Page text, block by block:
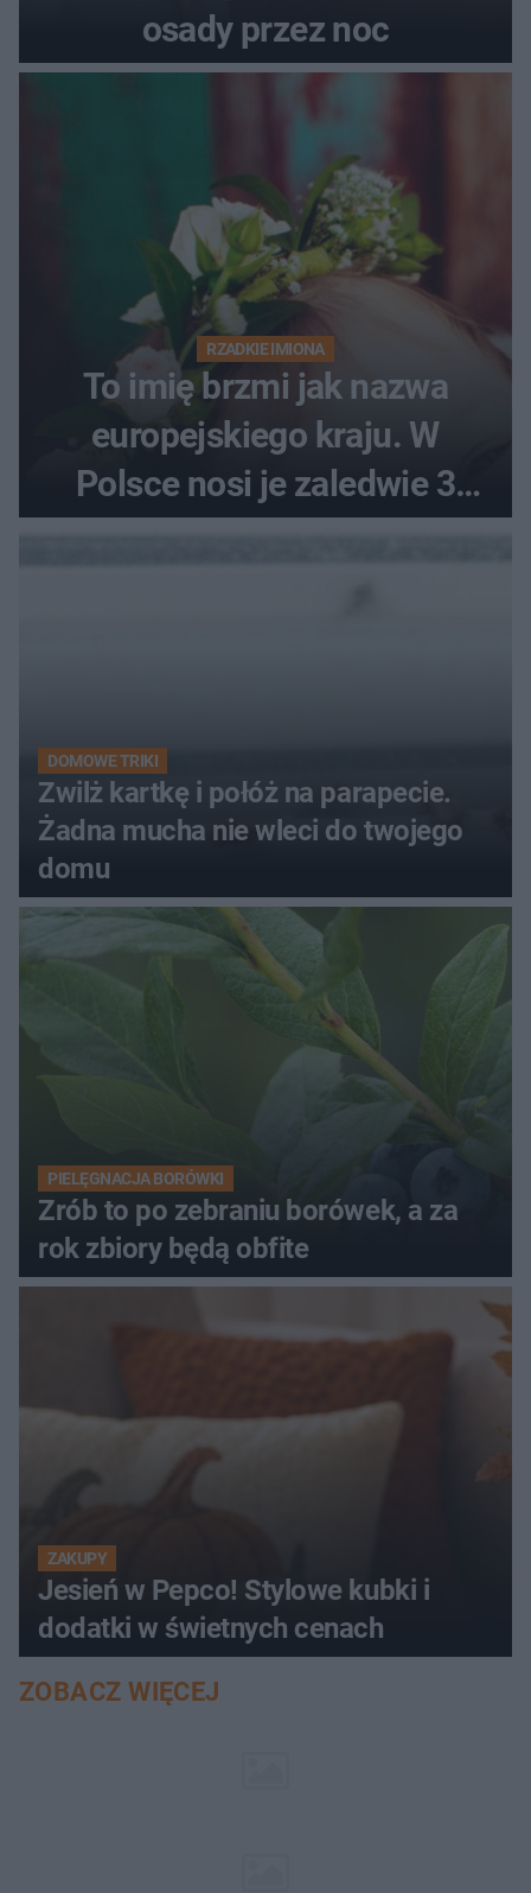
osady przez noc
RZADKIE IMIONA
To imię brzmi jak nazwa
europejskiego kraju. W
Polsce nosi je zaledwie 3
DOMOWE TRIKI
Zwilż kartkę i połóż na parapecie.
Żadna mucha nie wleci do twojego
domu
PIELĘGNACJA BORÓWKI
Zrób to po zebraniu borówek, a za
rok zbiory będą obfite
ZAKUPY
Jesień w Pepco! Stylowe kubki i
dodatki w świetnych cenach
ZOBACZ WIĘCEJ